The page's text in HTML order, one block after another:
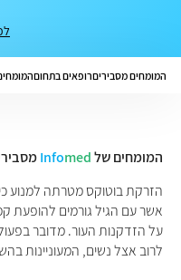
המומחים מסביריםרופאים בתחום
המומחים של Infomed
הזרקת בוטוקס מטרתה למנוע
אשר עם הגיל גורמים להופעת
על הזדקנות העור. מדובר
לרוב אצל נשים, המעוניינות